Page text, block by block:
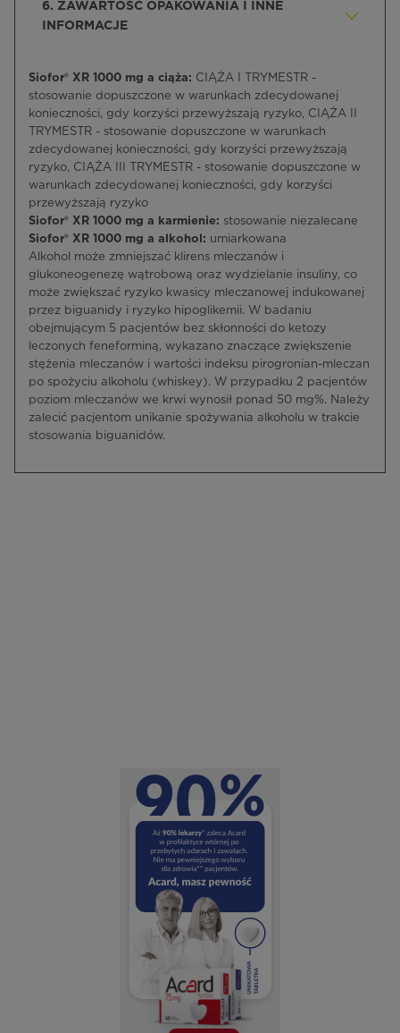
6. ZAWARTOŚĆ OPAKOWANIA I INNE
INFORMACJE
Siofor® XR 1000 mg a ciąża: CIĄŻA I TRYMESTR -
stosowanie dopuszczone w warunkach zdecydowanej
konieczności, gdy korzyści przewyższają ryzyko, CIĄŻA II
TRYMESTR - stosowanie dopuszczone w warunkach
zdecydowanej konieczności, gdy korzyści przewyższają
ryzyko, CIĄŻA III TRYMESTR - stosowanie dopuszczone w
warunkach zdecydowanej konieczności, gdy korzyści
przewyższają ryzyko
Siofor® XR 1000 mg a karmienie: stosowanie niezalecane
Siofor® XR 1000 mg a alkohol: umiarkowana
Alkohol może zmniejszać klirens mleczanów i
glukoneogenezę wątrobową oraz wydzielanie insuliny, co
może zwiększać ryzyko kwasicy mleczanowej indukowanej
przez biguanidy i ryzyko hipoglikemii. W badaniu
obejmującym 5 pacjentów bez skłonności do ketozy
leczonych feneforminą, wykazano znaczące zwiększenie
stężenia mleczanów i wartości indeksu pirogronian-mleczan
po spożyciu alkoholu (whiskey). W przypadku 2 pacjentów
poziom mleczanów we krwi wynosił ponad 50 mg%. Należy
zalecić pacjentom unikanie spożywania alkoholu w trakcie
stosowania biguanidów.